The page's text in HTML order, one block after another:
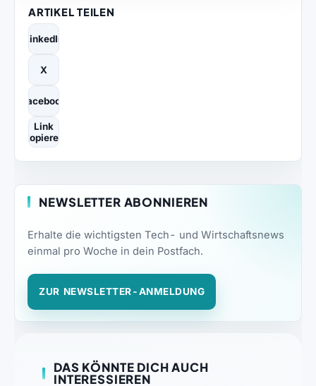
ARTIKEL TEILEN
LinkedIn
X
Facebook
Link
kopieren
NEWSLETTER ABONNIEREN
Erhalte die wichtigsten Tech- und Wirtschaftsnews
einmal pro Woche in dein Postfach.
ZUR NEWSLETTER-ANMELDUNG
DAS KÖNNTE DICH AUCH
INTERESSIEREN